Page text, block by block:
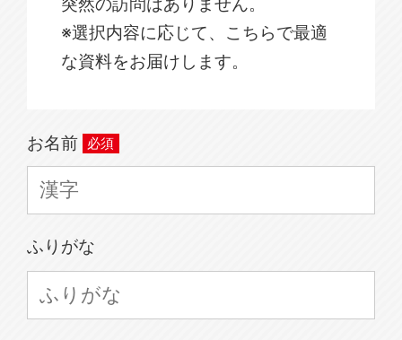
※選択内容に応じて、こちらで最適
な資料をお届けします。
お名前
ふりがな